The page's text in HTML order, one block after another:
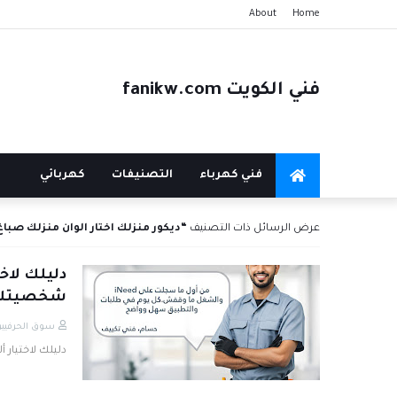
Home
About
فني الكويت fanikw.com
فني كهرباء التصنيفات كهربائي
عرض الرسائل ذات التصنيف ديكور منزلك اختار الوان منزلك
دليلك
سوق
دليلك